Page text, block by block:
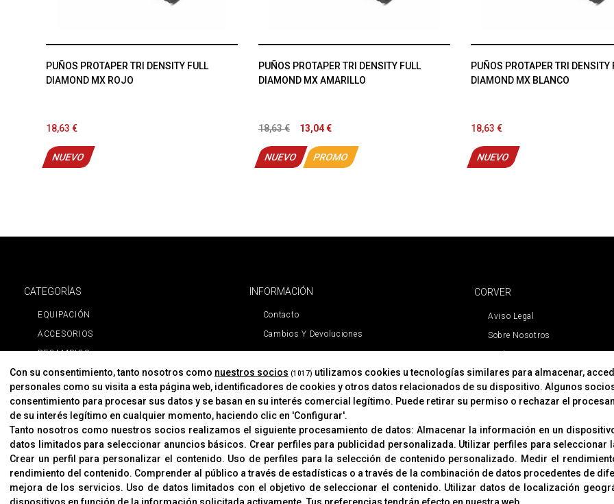
PUÑOS PROTAPER TRI DENSITY FULL
DIAMOND MX ROJO
18,63 €
NUEVO
PUÑOS PROTAPER TRI DENSITY FULL
DIAMOND MX AMARILLO
18,63 € 13,04 €
NUEVO PROMO
PUÑOS PROTAPER TRI DENSITY
DIAMOND MX BLANCO
18,63 €
NUEVO
CATEGORÍAS
EQUIPACIÓN
ACCESORIOS
RECAMBIOS
PROMOCIONES
NOVEDADES
MARCAS
MARCAS
INFORMACIÓN
Contacto
Cambios Y Devoluciones
CORVER
Aviso Legal
Sobre Nosotros
Política De Privacidad
© Copyright 2019
Con su consentimiento, tanto nosotros como nuestros socios (1017) utilizamos cookies u tecnologías similares para almacenar,
personales como su visita a esta página web, identificadores de cookies y otros datos relacionados de su dispositivo. Algunos
consentimiento para procesar sus datos y se basan en su interés comercial legítimo. Puede retirar su permiso o rechazar el
de su interés legítimo en cualquier momento, haciendo clic en 'Configurar'.
Tanto nosotros como nuestros socios realizamos el siguiente procesamiento de datos:Almacenar la información en un
datos limitados para seleccionar anuncios básicos. Crear perfiles para publicidad personalizada. Utilizar perfiles para seleccionar
Crear un perfil para personalizar el contenido. Uso de perfiles para la selección de contenido personalizado. Medir el
rendimiento del contenido. Comprender al público a través de estadísticas o a través de la combinación de datos procedentes de
mejora de los servicios. Uso de datos limitados con el objetivo de seleccionar el contenido. Utilizar datos de localización